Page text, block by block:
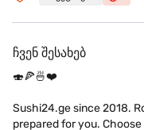
ჩვენ შესახებ
🍣🍕🍜❤️
Sushi24.ge since 2018.
prepared for you.